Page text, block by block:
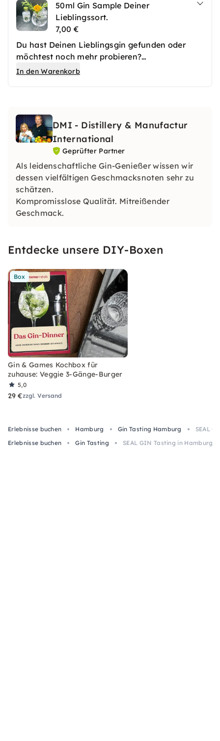
50ml Gin Sample Deiner
Lieblingssort.
7,00 €
Du hast Deinen Lieblingsgin gefunden oder
möchtest noch mehr probieren?
Mit diesem Add-On hast Du die Möglichkeit
In den Warenkorb
DMI - Distillery & Manufactur
International
Geprüfter Partner
Als leidenschaftliche Gin-Genießer wissen wir
dessen vielfältigen Geschmacksnoten sehr zu
schätzen.
Kompromisslose Qualität. Mitreißender
Geschmack.
Entdecke unsere DIY-Boxen
Box
Gin & Games Kochbox für
zuhause: Veggie 3-Gänge-Burger
5,0
29 €zzgl. Versand
Erlebnisse buchen Hamburg Gin Tasting Hamburg
SEAL
Erlebnisse buchen
Gin Tasting SEAL GIN Tasting in Hamburg: